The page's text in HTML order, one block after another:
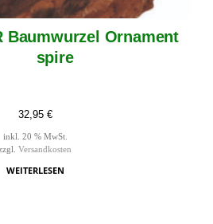
Baumwurzel Ornament
spire
32,95 €
inkl. 20 % MwSt.
Versandkosten
WEITERLESEN